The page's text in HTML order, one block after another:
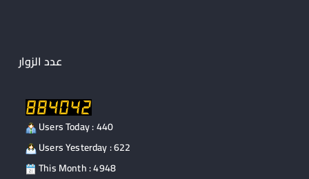
عدد الزوار
Users Today : 440
Users Yesterday : 622
This Month : 4948